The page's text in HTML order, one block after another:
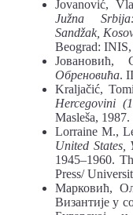
Jovanović,
Južna
Sandžak,
Beograd: INIS,
Јовановић,
Обреновића.
Kraljačić,
Hercegovini
Masleša, 1987.
Lorraine M.,
United States,
1945–1960.
Press/
Марковић,
Византије у